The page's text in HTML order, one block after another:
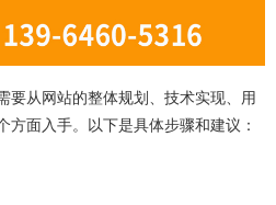
要从网站的整体规划、技术实现、用
方面入手。以下是具体步骤和建议：